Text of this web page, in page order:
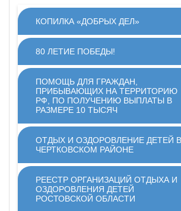
КОПИЛКА «ДОБРЫХ ДЕЛ»
80 ЛЕТИЕ ПОБЕДЫ!
ПОМОЩЬ ДЛЯ ГРАЖДАН,
ПРИБЫВАЮЩИХ НА ТЕРРИТОРИЮ
РФ, ПО ПОЛУЧЕНИЮ ВЫПЛАТЫ В
РАЗМЕРЕ 10 ТЫСЯЧ
ОТДЫХ И ОЗДОРОВЛЕНИЕ ДЕТЕЙ В
ЧЕРТКОВСКОМ РАЙОНЕ
РЕЕСТР ОРГАНИЗАЦИЙ ОТДЫХА И
ОЗДОРОВЛЕНИЯ ДЕТЕЙ
РОСТОВСКОЙ ОБЛАСТИ